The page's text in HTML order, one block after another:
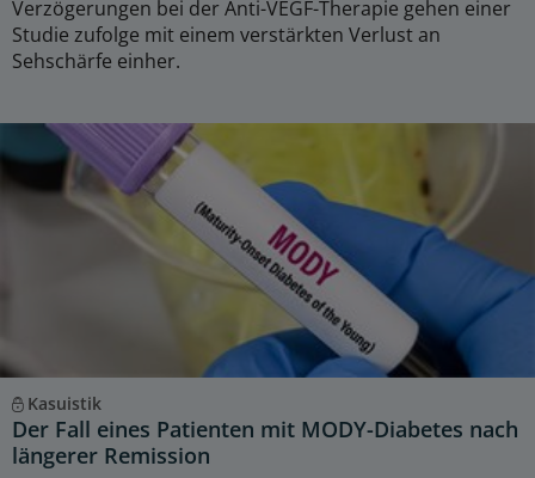
Verzögerungen bei der Anti-VEGF-Therapie gehen einer
Studie zufolge mit einem verstärkten Verlust an
Sehschärfe einher.
Kasuistik
Der Fall eines Patienten mit MODY-Diabetes nach
längerer Remission